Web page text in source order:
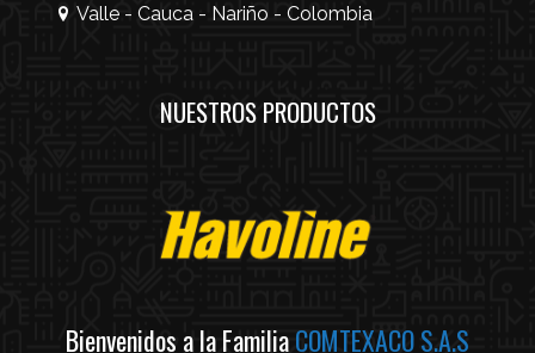
Valle - Cauca - Nariño - Colombia
NUESTROS PRODUCTOS
Bienvenidos a la FamiliaCOMTEXACO S.A.S